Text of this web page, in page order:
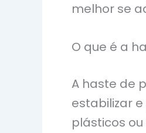
melhor se
O que é a
A haste de
estabilizar
plásticos